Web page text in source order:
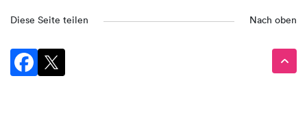
Diese Seite teilen Nach oben